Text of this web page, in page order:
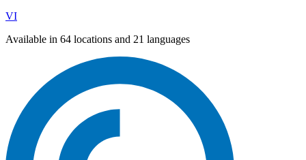
VI
Available in 64 locations and 21 languages